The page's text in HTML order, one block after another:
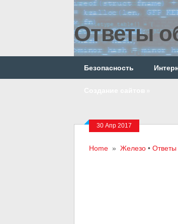
Ответы
Безопасность
30 Апр 2017
Home» Железо• Ответы